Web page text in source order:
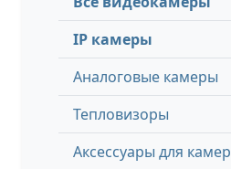
IP камеры
Аналоговые камеры
Тепловизоры
Аксессуары для камер